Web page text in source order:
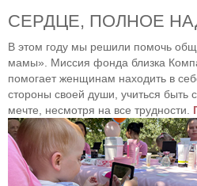
СЕРДЦЕ, ПОЛНОЕ
В этом году мы решили помочь
мамы». Миссия фонда близка
помогает женщинам находить в
стороны своей души, учиться быть
мечте, несмотря на все трудности.